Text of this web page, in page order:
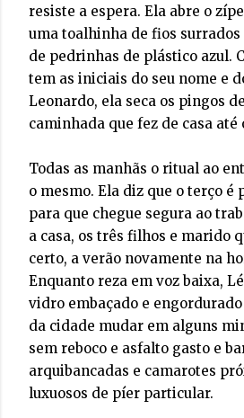
resiste a espera. Ela abre o
uma toalhinha de fios
de pedrinhas de plástico azul.
tem as iniciais do seu nome e
Leonardo, ela seca os pingos
caminhada que fez de casa até
Todas as manhãs o ritual ao
o mesmo. Ela diz que o terço é
para que chegue segura ao
a casa, os três filhos e marido
certo, a verão novamente na
Enquanto reza em voz baixa,
vidro embaçado e
da cidade mudar em alguns
sem reboco e asfalto gasto e
arquibancadas e camarotes
luxuosos de píer particular.